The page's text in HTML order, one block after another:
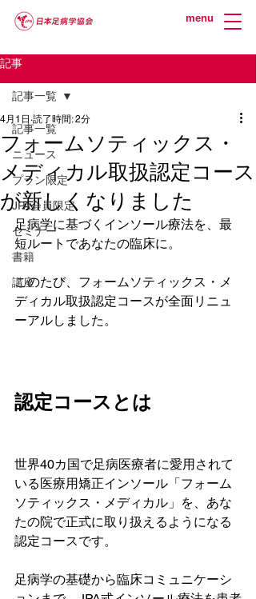
menu
記事
記事一覧
ニュース
プラン限定
JPA会員限定
セミナー
書籍
講座
記事一覧
フォームソティックス・
メディカル取扱認定コース
が新しくなりました
4月1日 読了時間: 2分
足病学に基づくインソール療法を、最
短ルートであなたの臨床に。
このたび、フォームソティックス・メ
ディカル取扱認定コースが全面リニュ
ーアルしました。
認定コースとは
世界40カ国で足病医療者に愛用されて
いる医療用矯正インソール「フォーム
ソティックス・メディカル」を、あな
たの院で正式に取り扱えるようになる
認定コースです。
足病学の基礎から臨床コミュニケーシ